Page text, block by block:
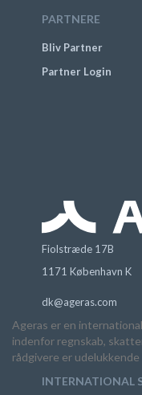
PARTNERE
Bliv Partner
Partner Login
Fiolstræde 17B
1171 København K
dk@ageras.com
Ageras er en
indenfor regnskab,
rådgivere er
INTERNATIONAL